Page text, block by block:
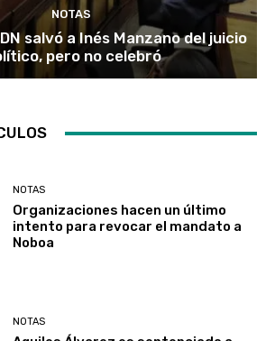
NOTAS
salvó a Inés Manzano del juicio
pero no celebró
NOTAS
Organizaciones hacen un último
intento para revocar el mandato a
Noboa
NOTAS